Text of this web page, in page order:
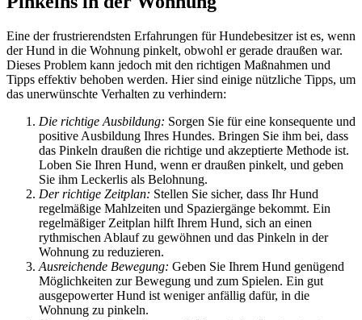
Eine der frustrierendsten Erfahrungen für Hundebesitzer ist es, wenn
der Hund in die Wohnung pinkelt, obwohl er gerade draußen war.
Dieses Problem kann jedoch mit den richtigen Maßnahmen und
Tipps effektiv behoben werden. Hier sind einige nützliche Tipps, um
das unerwünschte Verhalten zu verhindern:
Die richtige Ausbildung: Sorgen Sie für eine konsequente und
positive Ausbildung Ihres Hundes. Bringen Sie ihm bei, dass
das Pinkeln draußen die richtige und akzeptierte Methode ist.
Loben Sie Ihren Hund, wenn er draußen pinkelt, und geben
Sie ihm Leckerlis als Belohnung.
Der richtige Zeitplan: Stellen Sie sicher, dass Ihr Hund
regelmäßige Mahlzeiten und Spaziergänge bekommt. Ein
regelmäßiger Zeitplan hilft Ihrem Hund, sich an einen
rythmischen Ablauf zu gewöhnen und das Pinkeln in der
Wohnung zu reduzieren.
Ausreichende Bewegung: Geben Sie Ihrem Hund genügend
Möglichkeiten zur Bewegung und zum Spielen. Ein gut
ausgepowerter Hund ist weniger anfällig dafür, in die
Wohnung zu pinkeln.